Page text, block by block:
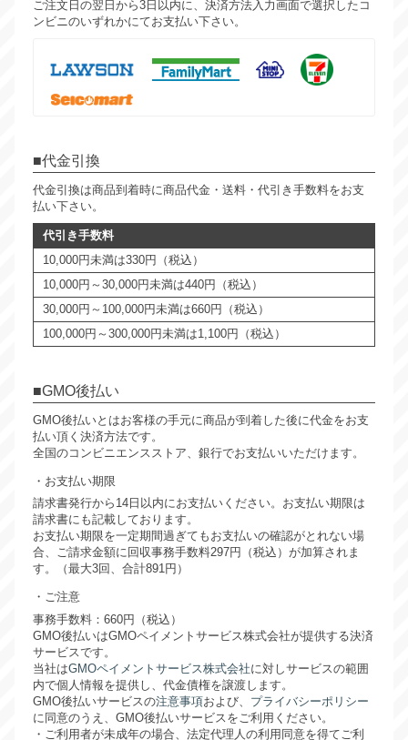
ご注文日の翌日から3日以内に、決済方法入力画面で選択したコ
ンビニのいずれかにてお支払い下さい。
代金引換
代金引換は商品到着時に商品代金・送料・代引き手数料をお支
払い下さい。
代引き手数料
10,000円未満は330円（税込）
10,000円～30,000円未満は440円（税込）
30,000円～100,000円未満は660円（税込）
100,000円～300,000円未満は1,100円（税込）
GMO後払い
GMO後払いとはお客様の手元に商品が到着した後に代金をお支
払い頂く決済方法です。
全国のコンビニエンスストア、銀行でお支払いいただけます。
お支払い期限
請求書発行から14日以内にお支払いください。お支払い期限は
請求書にも記載しております。
お支払い期限を一定期間過ぎてもお支払いの確認がとれない場
合、ご請求金額に回収事務手数料297円（税込）が加算されま
す。（最大3回、合計891円）
ご注意
事務手数料：660円（税込）
GMO後払いはGMOペイメントサービス株式会社が提供する決済
サービスです。
当社はGMOペイメントサービス株式会社に対しサービスの範囲
内で個人情報を提供し、代金債権を譲渡します。
GMO後払いサービスの注意事項および、 プライバシーポリシー
に同意のうえ、GMO後払いサービスをご利用ください。
・ご利用者が未成年の場合、法定代理人の利用同意を得てご利